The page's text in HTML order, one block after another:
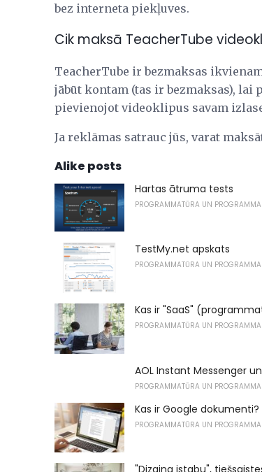
bez interneta piekļuves.
Cik maksā TeacherTube
TeacherTube ir bezmaksas
jābūt kontam (tas ir bezmaksas),
pievienojot videoklipus savam
Ja reklāmas satrauc jūs, varat
Alike posts
Hartas ātruma tests
PROGRAMMATŪRA UN
TestMy.net apskats
PROGRAMMATŪRA UN
Kas ir "SaaS"
PROGRAMMATŪRA UN
AOL Instant Messenger
PROGRAMMATŪRA UN
Kas ir Google dokumenti?
PROGRAMMATŪRA UN